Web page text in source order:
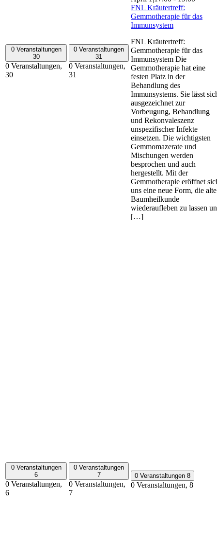
0 Veranstaltungen
30
0 Veranstaltungen,
30
0 Veranstaltungen
31
0 Veranstaltungen,
31
FNL Kräutertreff:
Gemmotherapie für das
Immunsystem
FNL Kräutertreff:
Gemmotherapie für das
Immunsystem Die
Gemmotherapie hat eine
festen Platz in der
Behandlung des
Immunsystems. Sie lässt
ausgezeichnet zur
Vorbeugung, Behandlung
und Rekonvaleszenz
unspezifischer Infekte
einsetzen. Die wichtigsten
Gemmomazerate und
Mischungen werden
besprochen und auch
hergestellt. Mit der
Gemmotherapie eröffnet
uns eine neue Form, die alte
Baumheilkunde
wiederaufleben zu lassen
[…]
0 Veranstaltungen
6
0 Veranstaltungen,
6
0 Veranstaltungen
7
0 Veranstaltungen,
7
0 Veranstaltungen 8
0 Veranstaltungen, 8